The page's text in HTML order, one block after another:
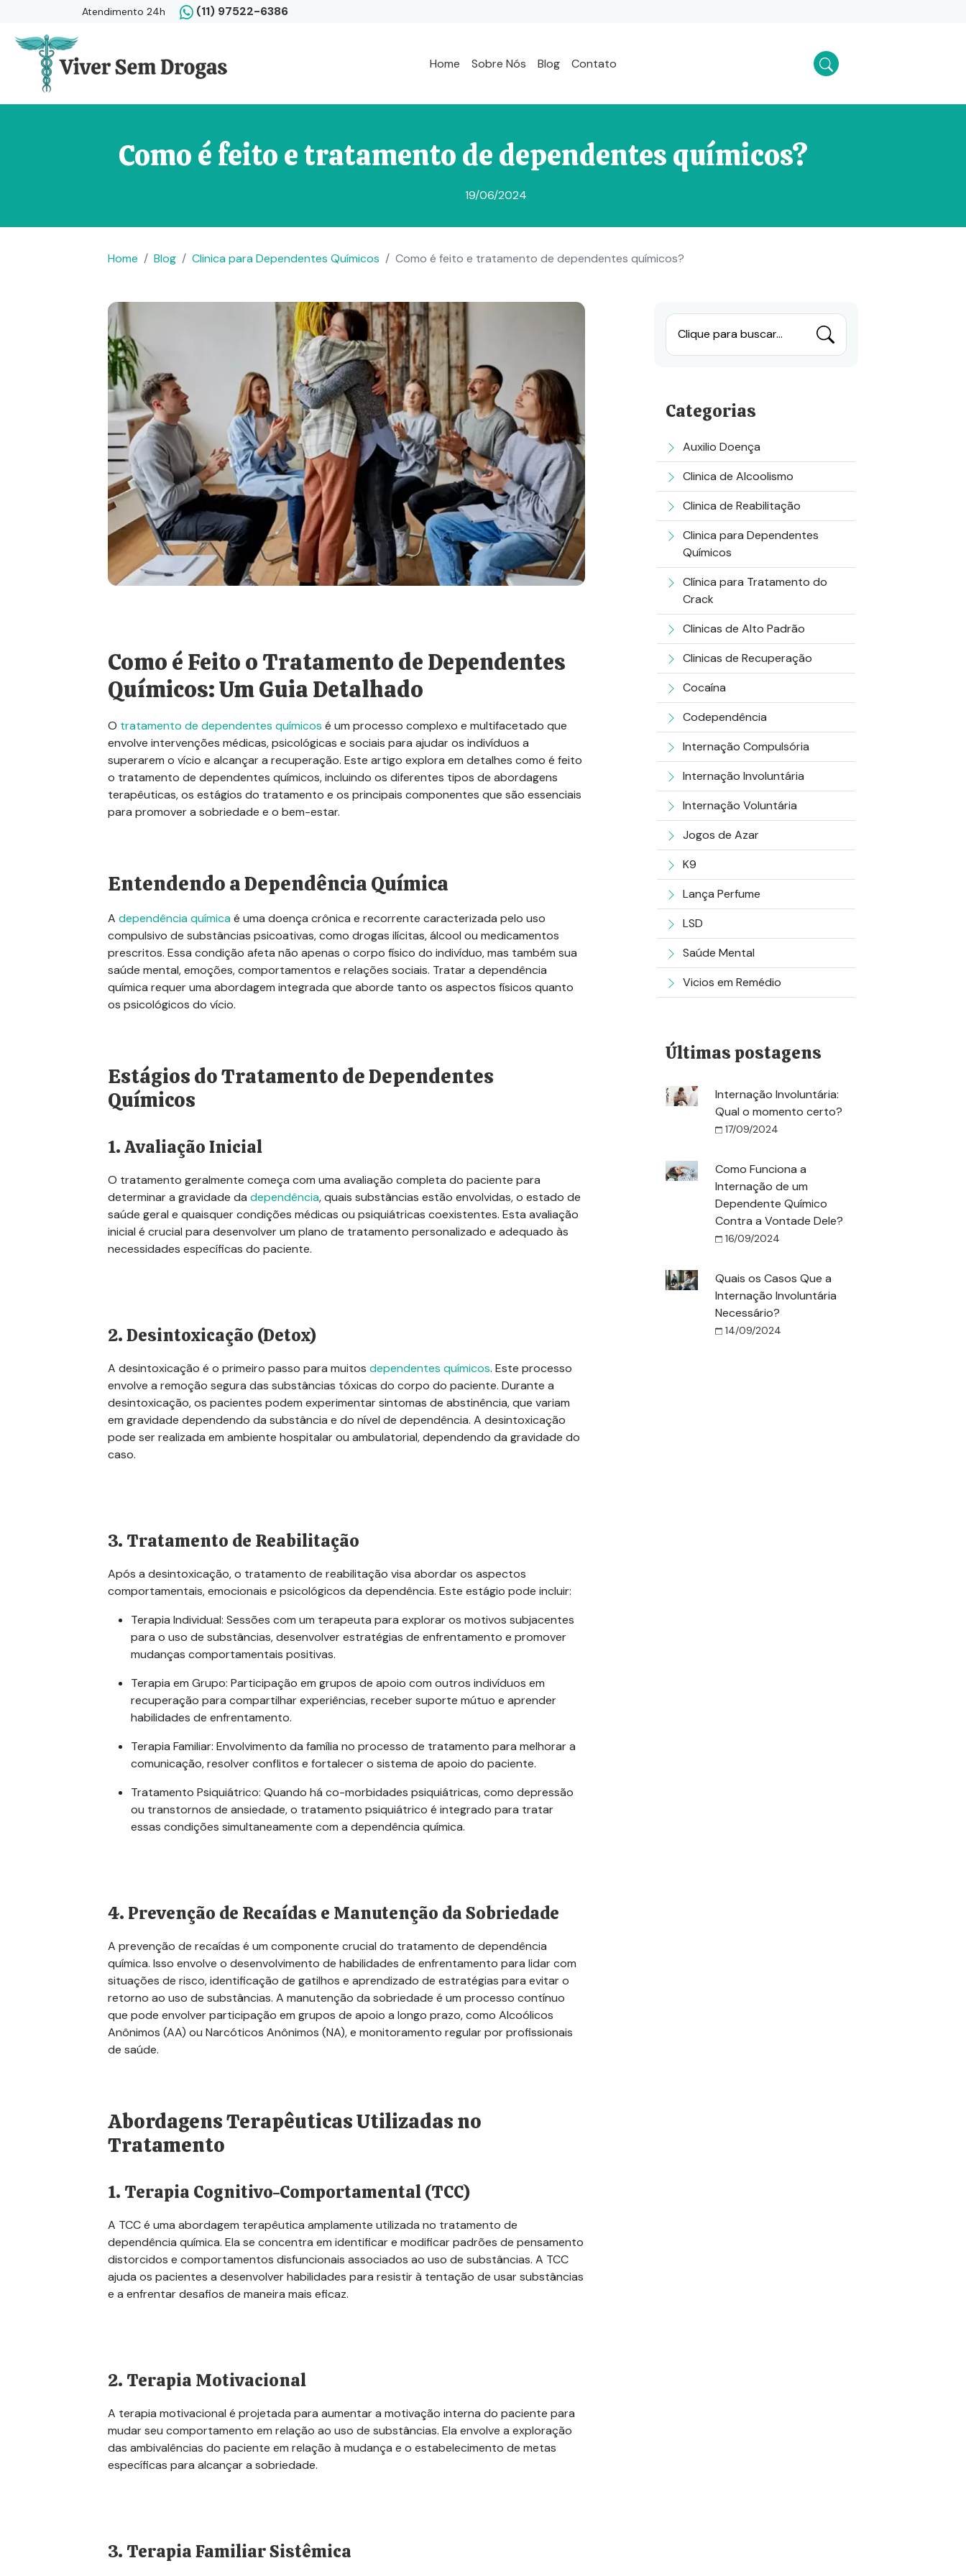
Atendimento 24h (11) 97522-6386
Home Sobre Nós Blog Contato
Como é feito e tratamento de dependentes químicos?
19/06/2024
Home Blog Clinica para Dependentes Químicos Como é feito e tratamento de dependentes químicos?
Como é Feito o Tratamento de Dependentes
Químicos: Um Guia Detalhado
O tratamento de dependentes químicos é um processo complexo e multifacetado que
envolve intervenções médicas, psicológicas e sociais para ajudar os indivíduos a
superarem o vício e alcançar a recuperação. Este artigo explora em detalhes como é feito
o tratamento de dependentes químicos, incluindo os diferentes tipos de abordagens
terapêuticas, os estágios do tratamento e os principais componentes que são essenciais
para promover a sobriedade e o bem-estar.
Entendendo a Dependência Química
A dependência químicaé uma doença crônica e recorrente caracterizada pelo uso
compulsivo de substâncias psicoativas, como drogas ilícitas, álcool ou medicamentos
prescritos. Essa condição afeta não apenas o corpo físico do indivíduo, mas também sua
saúde mental, emoções, comportamentos e relações sociais. Tratar a dependência
química requer uma abordagem integrada que aborde tanto os aspectos físicos quanto
os psicológicos do vício.
Estágios do Tratamento de Dependentes
Químicos
1. Avaliação Inicial
O tratamento geralmente começa com uma avaliação completa do paciente para
determinar a gravidade da dependência, quais substâncias estão envolvidas, o estado de
saúde geral e quaisquer condições médicas ou psiquiátricas coexistentes. Esta avaliação
inicial é crucial para desenvolver um plano de tratamento personalizado e adequado às
necessidades específicas do paciente.
2. Desintoxicação (Detox)
A desintoxicação é o primeiro passo para muitos dependentes químicos. Este processo
envolve a remoção segura das substâncias tóxicas do corpo do paciente. Durante a
desintoxicação, os pacientes podem experimentar sintomas de abstinência, que variam
em gravidade dependendo da substância e do nível de dependência. A desintoxicação
pode ser realizada em ambiente hospitalar ou ambulatorial, dependendo da gravidade do
caso.
3. Tratamento de Reabilitação
Após a desintoxicação, o tratamento de reabilitação visa abordar os aspectos
comportamentais, emocionais e psicológicos da dependência. Este estágio pode incluir:
Terapia Individual: Sessões com um terapeuta para explorar os motivos subjacentes
para o uso de substâncias, desenvolver estratégias de enfrentamento e promover
mudanças comportamentais positivas.
Terapia em Grupo: Participação em grupos de apoio com outros indivíduos em
recuperação para compartilhar experiências, receber suporte mútuo e aprender
habilidades de enfrentamento.
Terapia Familiar: Envolvimento da família no processo de tratamento para melhorar a
comunicação, resolver conflitos e fortalecer o sistema de apoio do paciente.
Tratamento Psiquiátrico: Quando há co-morbidades psiquiátricas, como depressão
ou transtornos de ansiedade, o tratamento psiquiátrico é integrado para tratar
essas condições simultaneamente com a dependência química.
4. Prevenção de Recaídas e Manutenção da Sobriedade
A prevenção de recaídas é um componente crucial do tratamento de dependência
química. Isso envolve o desenvolvimento de habilidades de enfrentamento para lidar com
situações de risco, identificação de gatilhos e aprendizado de estratégias para evitar o
retorno ao uso de substâncias. A manutenção da sobriedade é um processo contínuo
que pode envolver participação em grupos de apoio a longo prazo, como Alcoólicos
Anônimos (AA) ou Narcóticos Anônimos (NA), e monitoramento regular por profissionais
de saúde.
Abordagens Terapêuticas Utilizadas no
Tratamento
1. Terapia Cognitivo-Comportamental (TCC)
A TCC é uma abordagem terapêutica amplamente utilizada no tratamento de
dependência química. Ela se concentra em identificar e modificar padrões de pensamento
distorcidos e comportamentos disfuncionais associados ao uso de substâncias. A TCC
ajuda os pacientes a desenvolverhabilidades para resistir à tentação de usar substâncias
e a enfrentar desafios de maneira mais eficaz.
2. Terapia Motivacional
A terapia motivacional é projetada para aumentar a motivação interna do paciente para
mudar seu comportamento em relação ao uso de substâncias. Ela envolve a exploração
das ambivalências do paciente em relação à mudança e o estabelecimento de metas
específicas para alcançar a sobriedade.
3. Terapia Familiar Sistêmica
Clique para buscar...
Categorias
Auxilio Doença
Clinica de Alcoolismo
Clinica de Reabilitação
Clinica para Dependentes
Químicos
Clínica para Tratamento do
Crack
Clinicas de Alto Padrão
Clinicas de Recuperação
Cocaína
Codependência
Internação Compulsória
Internação Involuntária
Internação Voluntária
Jogos de Azar
K9
Lança Perfume
LSD
Saúde Mental
Vicios em Remédio
Últimas postagens
Internação Involuntária:
Qual o momento certo?
17/09/2024
Como Funciona a
Internação de um
Dependente Químico
Contra a Vontade Dele?
16/09/2024
Quais os Casos Que a
Internação Involuntária
Necessário?
14/09/2024